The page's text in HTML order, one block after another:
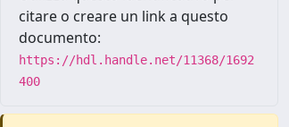
citare o creare un link a questo
documento:
https://hdl.handle.net/11368/1692
400